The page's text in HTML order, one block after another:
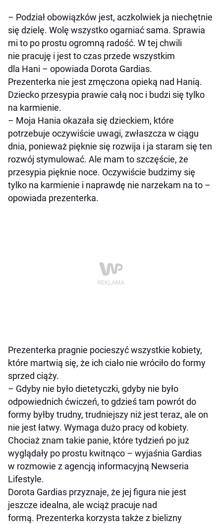
– Podział obowiązków jest, aczkolwiek ja niechętnie
się dzielę. Wolę wszystko ogarniać sama. Sprawia
mi to po prostu ogromną radość. W tej chwili
nie pracuję i jest to czas przede wszystkim
dla Hani – opowiada Dorota Gardias.
Prezenterka nie jest zmęczona opieką nad Hanią.
Dziecko przesypia prawie całą noc i budzi się tylko
na karmienie.
– Moja Hania okazała się dzieckiem, które
potrzebuje oczywiście uwagi, zwłaszcza w ciągu
dnia, ponieważ pięknie się rozwija i ja staram się ten
rozwój stymulować. Ale mam to szczęście, że
przesypia pięknie noce. Oczywiście budzimy się
tylko na karmienie i naprawdę nie narzekam na to –
opowiada prezenterka.
Prezenterka pragnie pocieszyć wszystkie kobiety,
które martwią się, że ich ciało nie wróciło do formy
sprzed ciąży.
– Gdyby nie było dietetyczki, gdyby nie było
odpowiednich ćwiczeń, to gdzieś tam powrót do
formy byłby trudny, trudniejszy niż jest teraz, ale on
nie jest łatwy. Wymaga dużo pracy od kobiety.
Chociaż znam takie panie, które tydzień po już
wyglądały po prostu kwitnąco – wyjaśnia Gardias
w rozmowie z agencją informacyjną Newseria
Lifestyle.
Dorota Gardias przyznaje, że jej figura nie jest
jeszcze idealna, ale wciąż pracuje nad
formą. Prezenterka korzysta także z bielizny